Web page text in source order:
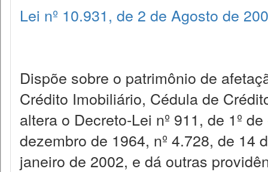
Lei nº 10.931, de 2 de Agosto de
Dispõe sobre o patrimônio de
Crédito Imobiliário, Cédula de
altera o Decreto-Lei nº 911, de 1º
dezembro de 1964, nº 4.728, de 14
janeiro de 2002, e dá outras